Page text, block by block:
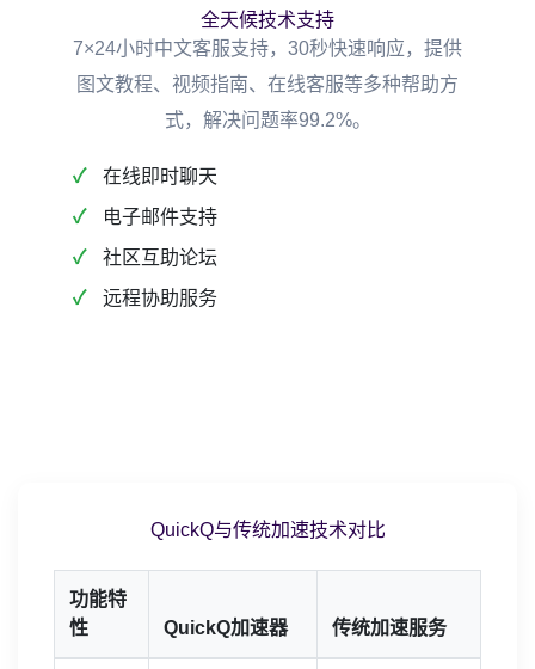
全天候技术支持
7×24小时中文客服支持，30秒快速响应，提供
图文教程、视频指南、在线客服等多种帮助方
式，解决问题率99.2%。
在线即时聊天
电子邮件支持
社区互助论坛
远程协助服务
QuickQ与传统加速技术对比
功能特
性
QuickQ加速器 传统加速服务